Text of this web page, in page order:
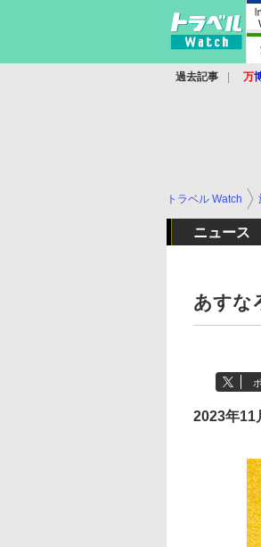
過去記事 万
トラベル Watch
ニュース
あすな
2023年11